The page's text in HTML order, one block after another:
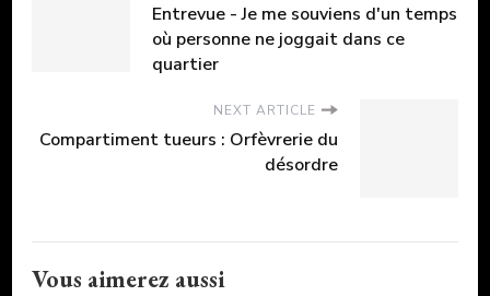
Entrevue - Je me souviens d'un temps
où personne ne joggait dans ce
quartier
NEXT ARTICLE
Compartiment tueurs : Orfèvrerie du
désordre
Vous aimerez aussi